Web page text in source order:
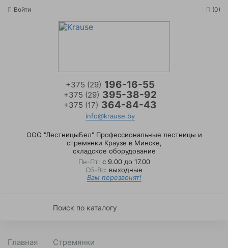
Войти (0)
+375 (29) 196-16-55
+375 (29) 395-38-92
+375 (17) 364-84-43
info@krause.by
ООО "ЛестницыБел" Профессиональные лестницы и
стремянки Краузе в Минске,
складское оборудование
Пн-Пт: с 9.00 до 17.00
Сб-Вс: выходные
Вам перезвонят!
Газовые трубки
Гидроузлы для тележек
Запчасти для BFB
Главная
Стремянки